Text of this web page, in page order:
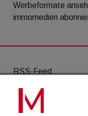
Werbeformate
immomedien
RSS-Feed
AGB
Datenschutz